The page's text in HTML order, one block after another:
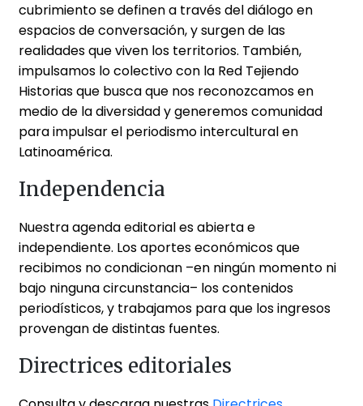
cubrimiento se definen a través del diálogo en
espacios de conversación, y surgen de las
realidades que viven los territorios. También,
impulsamos lo colectivo con la Red Tejiendo
Historias que busca que nos reconozcamos en
medio de la diversidad y generemos comunidad
para impulsar el periodismo intercultural en
Latinoamérica.
Independencia
Nuestra agenda editorial es abierta e
independiente. Los aportes económicos que
recibimos no condicionan –en ningún momento ni
bajo ninguna circunstancia– los contenidos
periodísticos, y trabajamos para que los ingresos
provengan de distintas fuentes.
Directrices editoriales